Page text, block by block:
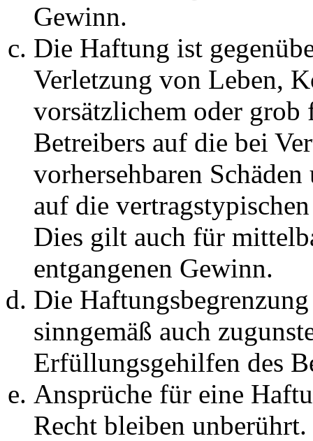
Gewinn.
Die Haftung ist
Verletzung von Leben,
vorsätzlichem oder grob
Betreibers auf die bei
vorhersehbaren
auf die
Dies gilt auch für
entgangenen Gewinn.
Die
sinngemäß auch
Erfüllungsgehilfen des
Ansprüche für eine
Recht bleiben unberührt.